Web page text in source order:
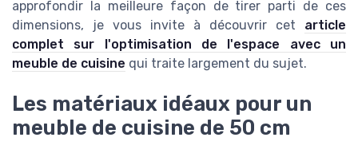
approfondir la meilleure façon de tirer parti de ces
dimensions, je vous invite à découvrir cet article
complet sur l'optimisation de l'espace avec un
meuble de cuisine qui traite largement du sujet.
Les matériaux idéaux pour un
meuble de cuisine de 50 cm